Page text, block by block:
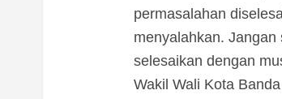
permasalahan
menyalahkan.
selesaikan dengan
Wakil Wali Kota